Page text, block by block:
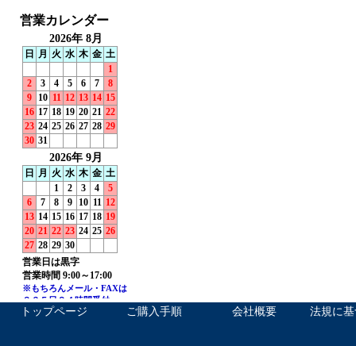
トップページ ご購入手順 会社概要 法規に